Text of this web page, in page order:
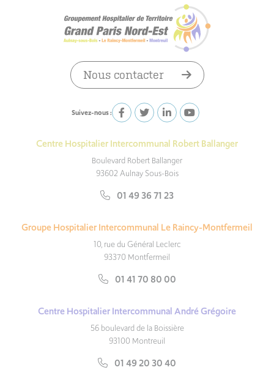
Suivez-nous :
Nous contacter
Centre Hospitalier Intercommunal Robert Ballanger
Boulevard Robert Ballanger
93602 Aulnay Sous-Bois
01 49 36 71 23
Groupe Hospitalier Intercommunal Le Raincy-Montfermeil
10, rue du Général Leclerc
93370 Montfermeil
01 41 70 80 00
Centre Hospitalier Intercommunal André Grégoire
56 boulevard de la Boissière
93100 Montreuil
01 49 20 30 40